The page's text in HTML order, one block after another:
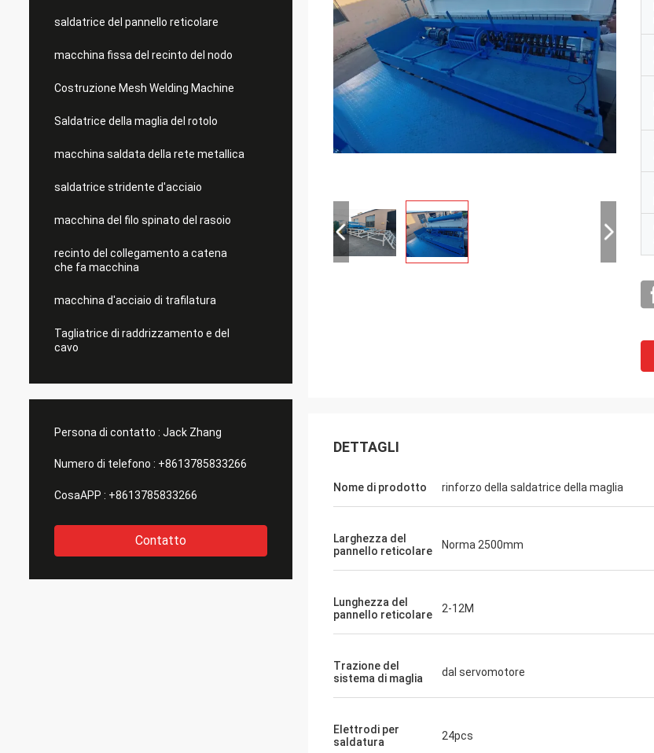
saldatrice del pannello reticolare
macchina fissa del recinto del nodo
Costruzione Mesh Welding Machine
Saldatrice della maglia del rotolo
macchina saldata della rete metallica
saldatrice stridente d'acciaio
macchina del filo spinato del rasoio
recinto del collegamento a catena
che fa macchina
macchina d'acciaio di trafilatura
Tagliatrice di raddrizzamento e del
cavo
Persona di contatto : Jack Zhang
Numero di telefono : +8613785833266
CosaAPP : +8613785833266
Contatto
DETTAGLI
Nome di prodotto rinforzo della saldatrice della maglia
Larghezza del
pannello reticolare
Norma 2500mm
Lunghezza del
pannello reticolare
2-12M
Trazione del
sistema di maglia
dal servomotore
Elettrodi per
saldatura
24pcs